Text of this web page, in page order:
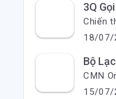
3Q
Chiến
18/07/
Bộ
CMN
15/07/